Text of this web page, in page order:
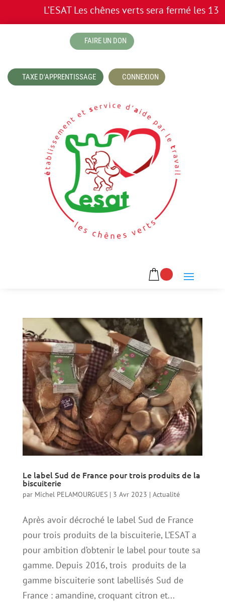
L’ESAT Les chênes verts sera fermé les
FAIRE UN DON
TAXE D'APPRENTISSAGE CONNEXION
Le label Sud de France pour trois produits de la
biscuiterie
par Michel PELAMOURGUES| 3 Avr 2023 | Actualité
Après avoir décroché le label Sud de France
pour trois produits de la biscuiterie, L’ESAT a
pour ambition d’obtenir le label pour toute sa
gamme. Depuis 2016, trois produits de la
gamme biscuiterie sont labellisés Sud de
France : amandine, croquant citron et...